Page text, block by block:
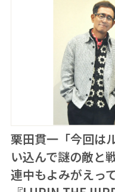
栗田貫一「今回は
い込んで謎の敵と
連中もよみがえっ